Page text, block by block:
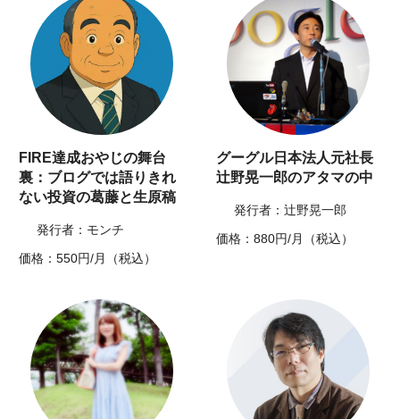
FIRE達成おやじの舞台
裏：ブログでは語りきれ
ない投資の葛藤と生原稿
発行者：モンチ
価格：550円/月（税込）
グーグル日本法人元社長
辻野晃一郎のアタマの中
発行者：辻野晃一郎
価格：880円/月（税込）